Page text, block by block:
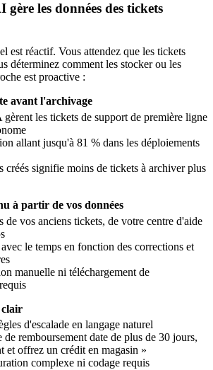
gère les données des tickets
est réactif. Vous attendez que les tickets
déterminez comment les stocker ou les
est proactive :
avant l'archivage
les tickets de support de première ligne
allant jusqu'à 81 % dans les déploiements
créés signifie moins de tickets à archiver plus
à partir de vos données
de vos anciens tickets, de votre centre d'aide
le temps en fonction des corrections et
manuelle ni téléchargement de
clair
d'escalade en langage naturel
de remboursement date de plus de 30 jours,
et offrez un crédit en magasin »
complexe ni codage requis